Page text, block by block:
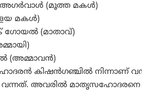
(മൂത്ത മകൾ)
മകൾ)
(മാതാവ്)
(അമ്മാവൻ)
കിഷൻഗഞ്ചിൽ നിന്നാണ്
അവരിൽ മാതൃസഹോദരനെ